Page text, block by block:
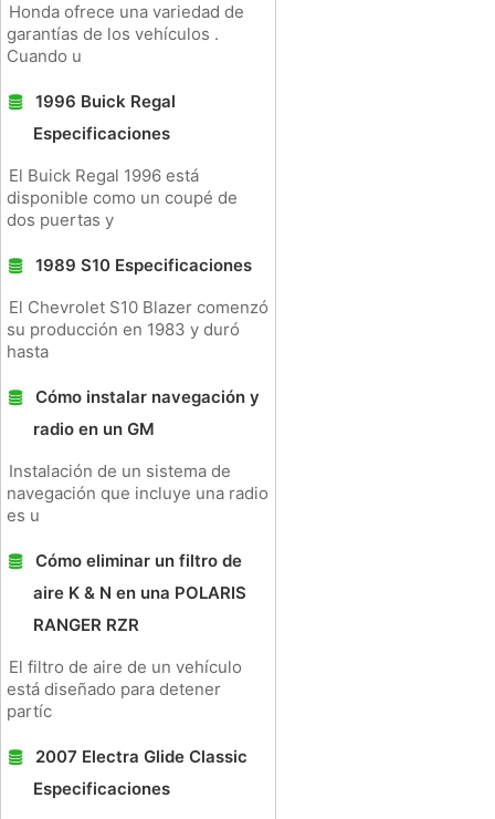
Honda ofrece una variedad de
garantías de los vehículos .
Cuando u
1996 Buick Regal
Especificaciones
El Buick Regal 1996 está
disponible como un coupé de
dos puertas y
1989 S10 Especificaciones
El Chevrolet S10 Blazer comenzó
su producción en 1983 y duró
hasta
Cómo instalar navegación y
radio en un GM
Instalación de un sistema de
navegación que incluye una radio
es u
Cómo eliminar un filtro de
aire K & N en una POLARIS
RANGER RZR
El filtro de aire de un vehículo
está diseñado para detener
partíc
2007 Electra Glide Classic
Especificaciones